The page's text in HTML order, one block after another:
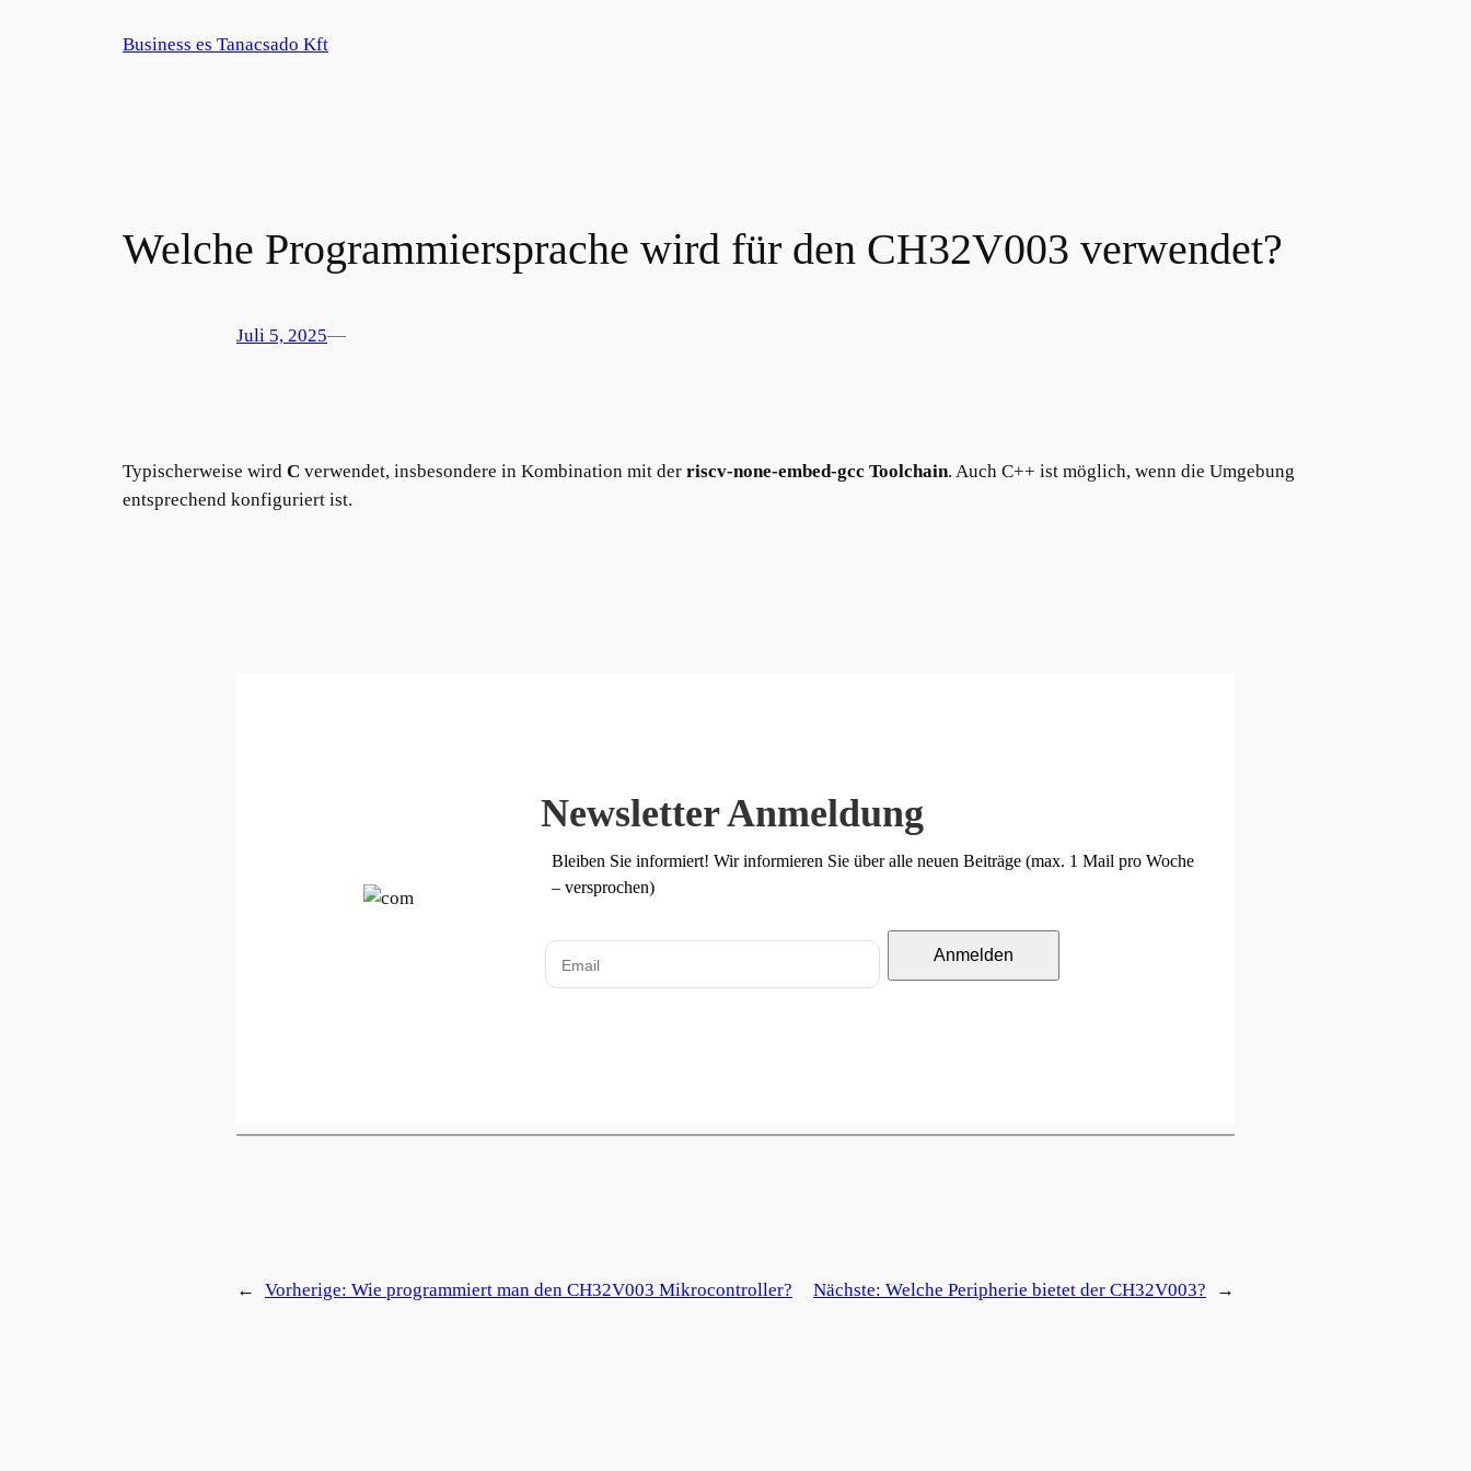
Business es Tanacsado Kft
Welche Programmiersprache wird für den CH32V003 verwendet?
Juli 5, 2025—
Typischerweise wird C verwendet, insbesondere in Kombination mit der riscv-none-embed-gcc Toolchain. Auch C++ ist möglich, wenn die Umgebung
entsprechend konfiguriert ist.
Newsletter Anmeldung
Bleiben Sie informiert! Wir informieren Sie über alle neuen Beiträge (max. 1 Mail pro Woche
– versprochen)
Anmelden
← Vorherige: Wie programmiert man den CH32V003 Mikrocontroller? Nächste: Welche Peripherie bietet der CH32V003? →